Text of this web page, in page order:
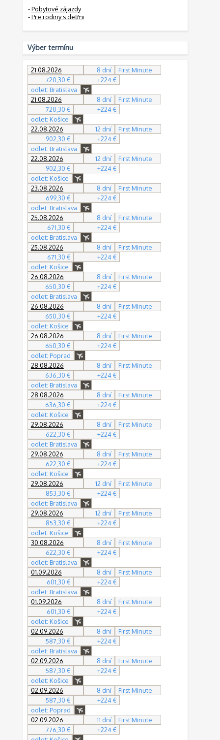
-Pobytové zájazdy
-Pre rodiny s deťmi
Výber termínu
21.08.2026 8 dní
First Minute
720,30 €
+224 €
odlet: Bratislava
21.08.2026
8 dní
First Minute
720,30 €
+224 €
odlet: Košice
22.08.2026
12 dní
First Minute
902,30 €
+224 €
odlet: Bratislava
22.08.2026
12 dní
First Minute
902,30 €
+224 €
odlet: Košice
23.08.2026
8 dní
First Minute
699,30 €
+224 €
odlet: Bratislava
25.08.2026
8 dní
First Minute
671,30 €
+224 €
odlet: Bratislava
25.08.2026
8 dní
First Minute
671,30 €
+224 €
odlet: Košice
26.08.2026
8 dní
First Minute
650,30 €
+224 €
odlet: Bratislava
26.08.2026
8 dní
First Minute
650,30 €
+224 €
odlet: Košice
26.08.2026
8 dní
First Minute
650,30 €
+224 €
odlet: Poprad
28.08.2026
8 dní
First Minute
636,30 €
+224 €
odlet: Bratislava
28.08.2026
8 dní
First Minute
636,30 €
+224 €
odlet: Košice
29.08.2026
8 dní
First Minute
622,30 €
+224 €
odlet: Bratislava
29.08.2026
8 dní
First Minute
622,30 €
+224 €
odlet: Košice
29.08.2026
12 dní
First Minute
853,30 €
+224 €
odlet: Bratislava
29.08.2026
12 dní
First Minute
853,30 €
+224 €
odlet: Košice
30.08.2026
8 dní
First Minute
622,30 €
+224 €
odlet: Bratislava
01.09.2026
8 dní
First Minute
601,30 €
+224 €
odlet: Bratislava
01.09.2026
8 dní
First Minute
601,30 €
+224 €
odlet: Košice
02.09.2026
8 dní
First Minute
587,30 €
+224 €
odlet: Bratislava
02.09.2026
8 dní
First Minute
587,30 €
+224 €
odlet: Košice
02.09.2026
8 dní
First Minute
587,30 €
+224 €
odlet: Poprad
02.09.2026
11 dní
First Minute
776,30 €
+224 €